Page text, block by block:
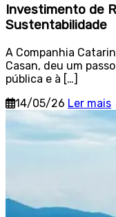
Investimento de
Sustentabilidade
A Companhia
Casan, deu um
pública e à […]
14/05/26 Ler mais